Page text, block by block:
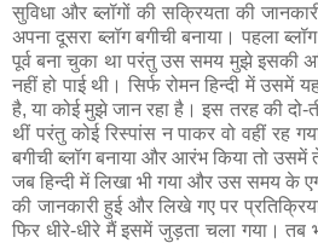
सुविधा और ब्‍लॉगों की सक्रियता की
अपना दूसरा ब्‍लॉग बगीची बनाया। पहला
पूर्व बना चुका था परंतु उस समय मुझे इसकी
नहीं हो पाई थी। सिर्फ रोमन हिन्‍दी में उसमें
है, या कोई मुझे जान रहा है। इस तरह की दो-
थीं परंतु कोई रिस्‍पांस न पाकर वो वहीं रह
बगीची ब्‍लॉग बनाया और आरंभ किया तो उसमें
जब हिन्‍दी में लिखा भी गया और उस समय के
की जानकारी हुई और लिखे गए पर
फिर धीरे-धीरे मैं इसमें जुड़ता चला गया। तब